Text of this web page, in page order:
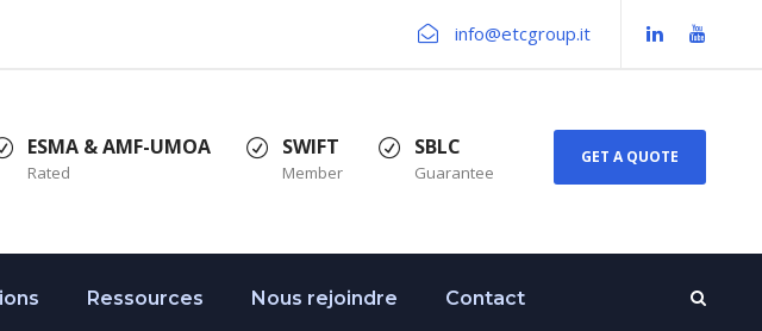
info@etcgroup.it
ESMA & AMF-UMOA
Rated
SWIFT
Member
SBLC
Guarantee
GET A QUOTE
Ressources Nous rejoindre Contact